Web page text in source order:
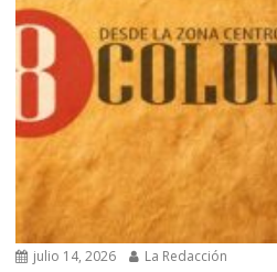
julio 14, 2026 La Redacción